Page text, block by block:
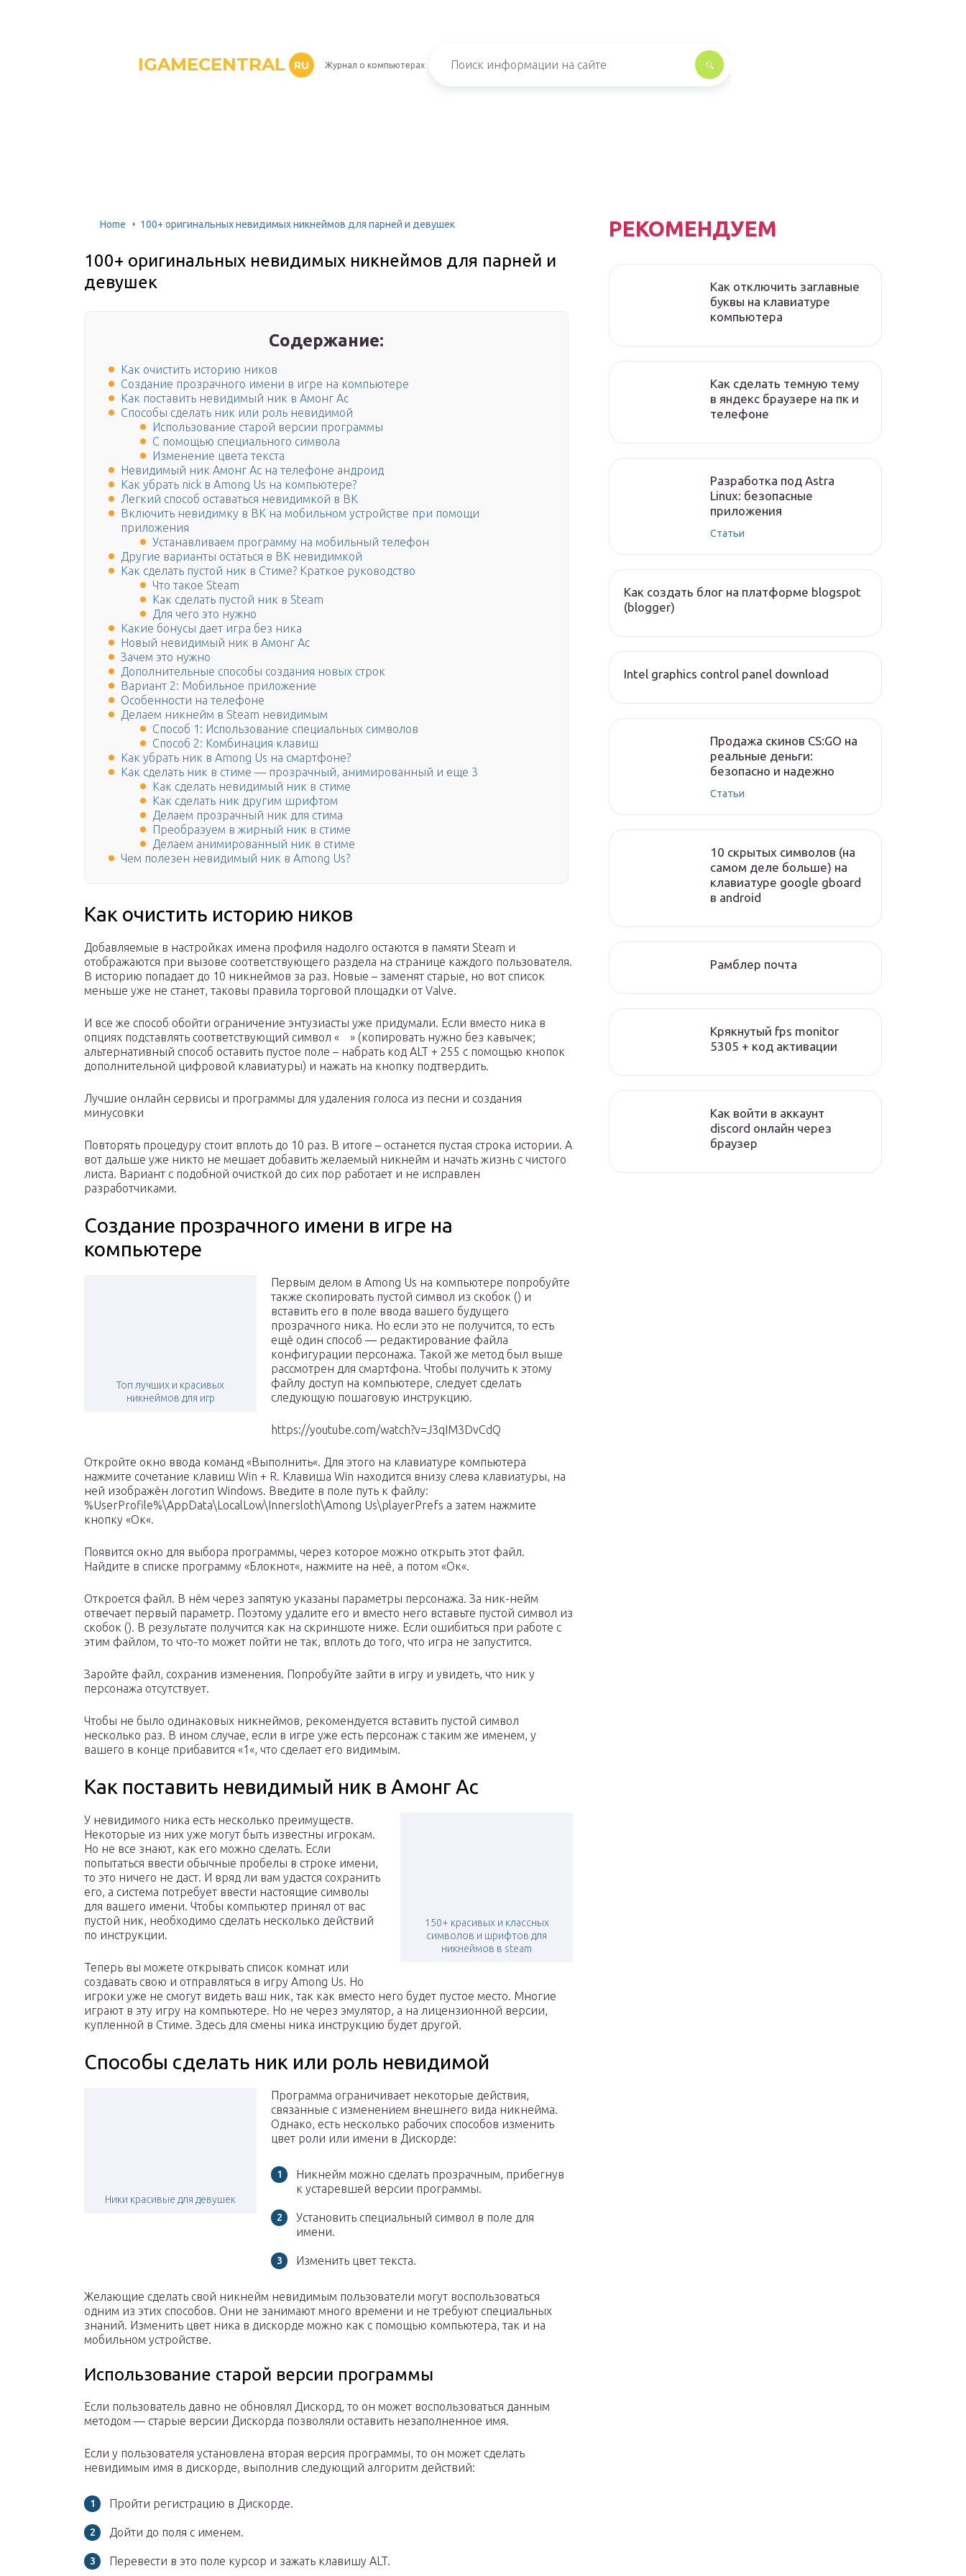
IGAMECENTRAL RU Журнал о компьютерах
Home 100+ оригинальных невидимых никнеймов для парней и девушек
100+ оригинальных невидимых никнеймов для парней и
девушек
Содержание:
Как очистить историю ников
Создание прозрачного имени в игре на компьютере
Как поставить невидимый ник в Амонг Ас
Способы сделать ник или роль невидимой
Использование старой версии программы
С помощью специального символа
Изменение цвета текста
Невидимый ник Амонг Ас на телефоне андроид
Как убрать nick в Among Us на компьютере?
Легкий способ оставаться невидимкой в ВК
Включить невидимку в ВК на мобильном устройстве при помощи
приложения
Устанавливаем программу на мобильный телефон
Другие варианты остаться в ВК невидимкой
Как сделать пустой ник в Стиме? Краткое руководство
Что такое Steam
Как сделать пустой ник в Steam
Для чего это нужно
Какие бонусы дает игра без ника
Новый невидимый ник в Амонг Ас
Зачем это нужно
Дополнительные способы создания новых строк
Вариант 2: Мобильное приложение
Особенности на телефоне
Делаем никнейм в Steam невидимым
Способ 1: Использование специальных символов
Способ 2: Комбинация клавиш
Как убрать ник в Among Us на смартфоне?
Как сделать ник в стиме — прозрачный, анимированный и еще 3
Как сделать невидимый ник в стиме
Как сделать ник другим шрифтом
Делаем прозрачный ник для стима
Преобразуем в жирный ник в стиме
Делаем анимированный ник в стиме
Чем полезен невидимый ник в Among Us?
Как очистить историю ников
Добавляемые в настройках имена профиля надолго остаются в памяти Steam и
отображаются при вызове соответствующего раздела на странице каждого пользователя.
В историю попадает до 10 никнеймов за раз. Новые – заменят старые, но вот список
меньше уже не станет, таковы правила торговой площадки от Valve.
И все же способ обойти ограничение энтузиасты уже придумали. Если вместо ника в
опциях подставлять соответствующий символ «ᅠ» (копировать нужно без кавычек;
альтернативный способ оставить пустое поле – набрать код ALT + 255 с помощью кнопок
дополнительной цифровой клавиатуры) и нажать на кнопку подтвердить.
Лучшие онлайн сервисы и программы для удаления голоса из песни и создания
минусовки
Повторять процедуру стоит вплоть до 10 раз. В итоге – останется пустая строка истории. А
вот дальше уже никто не мешает добавить желаемый никнейм и начать жизнь с чистого
листа. Вариант с подобной очисткой до сих пор работает и не исправлен
разработчиками.
Создание прозрачного имени в игре на
компьютере
Топ лучших и красивых
никнеймов для игр
Первым делом в Among Us на компьютере попробуйте
также скопировать пустой символ из скобок (ㅤ) и
вставить его в поле ввода вашего будущего
прозрачного ника. Но если это не получится, то есть
ещё один способ — редактирование файла
конфигурации персонажа. Такой же метод был выше
рассмотрен для смартфона. Чтобы получить к этому
файлу доступ на компьютере, следует сделать
следующую пошаговую инструкцию.
https://youtube.com/watch?v=J3qIM3DvCdQ
Откройте окно ввода команд «Выполнить«. Для этого на клавиатуре компьютера
нажмите сочетание клавиш Win + R. Клавиша Win находится внизу слева клавиатуры, на
ней изображён логотип Windows. Введите в поле путь к файлу:
%UserProfile%\AppData\LocalLow\Innersloth\Among Us\playerPrefs а затем нажмите
кнопку «Ок«.
Появится окно для выбора программы, через которое можно открыть этот файл.
Найдите в списке программу «Блокнот«, нажмите на неё, а потом «Ок«.
Откроется файл. В нём через запятую указаны параметры персонажа. За ник-нейм
отвечает первый параметр. Поэтому удалите его и вместо него вставьте пустой символ из
скобок (ㅤ). В результате получится как на скриншоте ниже. Если ошибиться при работе с
этим файлом, то что-то может пойти не так, вплоть до того, что игра не запустится.
Заройте файл, сохранив изменения. Попробуйте зайти в игру и увидеть, что ник у
персонажа отсутствует.
Чтобы не было одинаковых никнеймов, рекомендуется вставить пустой символ
несколько раз. В ином случае, если в игре уже есть персонаж с таким же именем, у
вашего в конце прибавится «1«, что сделает его видимым.
Как поставить невидимый ник в Амонг Ас
150+ красивых и классных
символов и шрифтов для
никнеймов в steam
У невидимого ника есть несколько преимуществ.
Некоторые из них уже могут быть известны игрокам.
Но не все знают, как его можно сделать. Если
попытаться ввести обычные пробелы в строке имени,
то это ничего не даст. И вряд ли вам удастся сохранить
его, а система потребует ввести настоящие символы
для вашего имени. Чтобы компьютер принял от вас
пустой ник, необходимо сделать несколько действий
по инструкции.
Теперь вы можете открывать список комнат или
создавать свою и отправляться в игру Among Us. Но
игроки уже не смогут видеть ваш ник, так как вместо него будет пустое место. Многие
играют в эту игру на компьютере. Но не через эмулятор, а на лицензионной версии,
купленной в Стиме. Здесь для смены ника инструкцию будет другой.
Способы сделать ник или роль невидимой
Ники красивые для девушек
Программа ограничивает некоторые действия,
связанные с изменением внешнего вида никнейма.
Однако, есть несколько рабочих способов изменить
цвет роли или имени в Дискорде:
Никнейм можно сделать прозрачным, прибегнув
к устаревшей версии программы.
Установить специальный символ в поле для
имени.
Изменить цвет текста.
Желающие сделать свой никнейм невидимым пользователи могут воспользоваться
одним из этих способов. Они не занимают много времени и не требуют специальных
знаний. Изменить цвет ника в дискорде можно как с помощью компьютера, так и на
мобильном устройстве.
Использование старой версии программы
Если пользователь давно не обновлял Дискорд, то он может воспользоваться данным
методом — старые версии Дискорда позволяли оставить незаполненное имя.
Если у пользователя установлена вторая версия программы, то он может сделать
невидимым имя в дискорде, выполнив следующий алгоритм действий:
Пройти регистрацию в Дискорде.
Дойти до поля с именем.
Перевести в это поле курсор и зажать клавишу ALT.
РЕКОМЕНДУЕМ
Как отключить заглавные
буквы на клавиатуре
компьютера
Как сделать темную тему
в яндекс браузере на пк и
телефоне
Разработка под Astra
Linux: безопасные
приложения
Статьи
Как создать блог на платформе blogspot
(blogger)
Intel graphics control panel download
Продажа скинов CS:GO на
реальные деньги:
безопасно и надежно
Статьи
10 скрытых символов (на
самом деле больше) на
клавиатуре google gboard
в android
Рамблер почта
Крякнутый fps monitor
5305 + код активации
Как войти в аккаунт
discord онлайн через
браузер